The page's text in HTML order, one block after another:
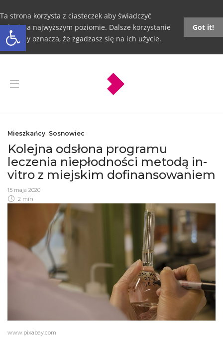
Otwórz pasek narzędzi
Ta strona korzysta z ciasteczek aby świadczyć
usługi na najwyższym poziomie. Dalsze korzystanie
ze strony oznacza, że zgadzasz się na ich użycie.
Got it!
Mieszkańcy, Sosnowiec
Kolejna odsłona programu
leczenia niepłodności metodą in-
vitro z miejskim dofinansowaniem
15 maja 2020
2 min
www.pixabay.com